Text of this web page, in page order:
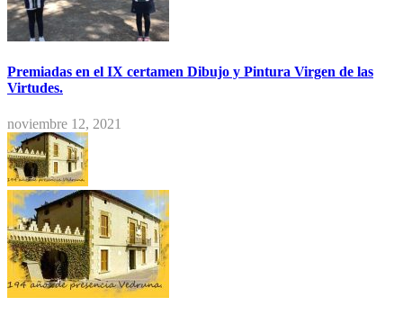
Premiadas en el IX certamen Dibujo y Pintura Virgen de las
Virtudes.
noviembre 12, 2021